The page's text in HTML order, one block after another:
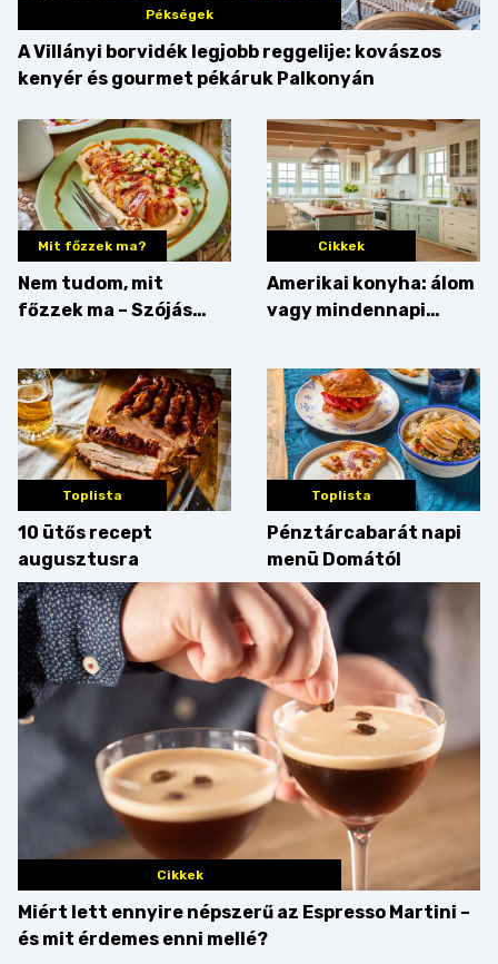
Pékségek
A Villányi borvidék legjobb reggelije: kovászos
kenyér és gourmet pékáruk Palkonyán
Mit főzzek ma?
Nem tudom, mit
főzzek ma – Szójás
Cikkek
Amerikai konyha: álom
vagy mindennapi
az érveket
Toplista
10 ütős recept
augusztusra
Toplista
Pénztárcabarát napi
menü Domától
Cikkek
Miért lett ennyire népszerű az Espresso Martini –
és mit érdemes enni mellé?